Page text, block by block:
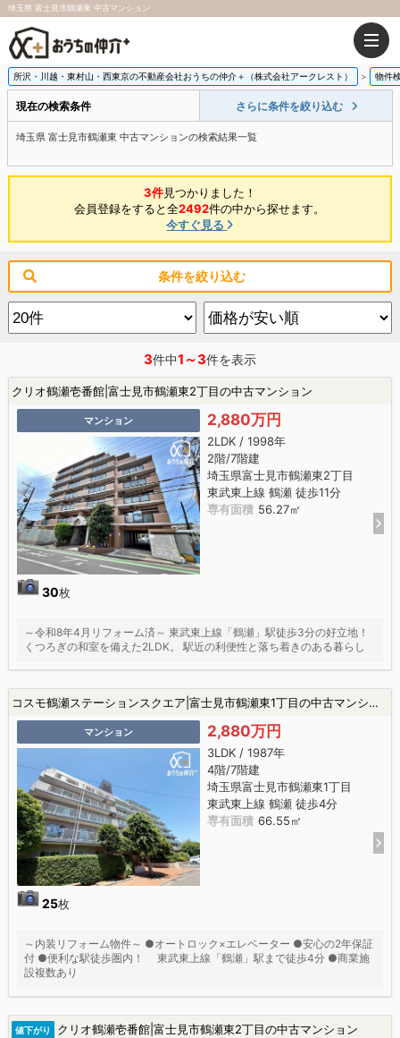
埼玉県 富士見市鶴瀬東 中古マンション
所沢・川越・東村山・西東京の不動産会社おうちの仲介＋（株式会社アークレスト） 物件
現在の検索条件 さらに条件を絞り込む
埼玉県 富士見市鶴瀬東 中古マンションの検索結果一覧
3件見つかりました！
会員登録をすると全2492件の中から探せます。
今すぐ見る
条件を絞り込む
3件中1～3件を表示
クリオ鶴瀬壱番館|富士見市鶴瀬東2丁目の中古マンション
マンション
30枚
2,880万円
2LDK / 1998年
2階/7階建
埼玉県富士見市鶴瀬東2丁目
東武東上線 鶴瀬 徒歩11分
専有面積 56.27㎡
～令和8年4月リフォーム済～ 東武東上線「鶴瀬」駅徒歩3分の好立地！
くつろぎの和室を備えた2LDK。 駅近の利便性と落ち着きのある暮らし
コスモ鶴瀬ステーションスクエア|富士見市鶴瀬東1丁目の中古マンション
マンション
25枚
2,880万円
3LDK / 1987年
4階/7階建
埼玉県富士見市鶴瀬東1丁目
東武東上線 鶴瀬 徒歩4分
専有面積 66.55㎡
～内装リフォーム物件～ ●オートロック×エレベーター ●安心の2年保証
付 ●便利な駅徒歩圏内！ 東武東上線「鶴瀬」駅まで徒歩4分 ●商業施
設複数あり
値下がり クリオ鶴瀬壱番館|富士見市鶴瀬東2丁目の中古マンション